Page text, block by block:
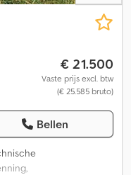
€ 21.500
Vaste prijs excl. btw
(€ 25.585 bruto)
Bellen